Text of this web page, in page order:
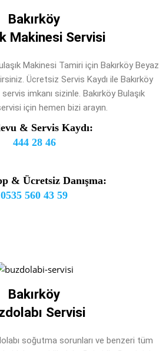
Bakırköy
Makinesi Servisi
Makinesi Tamiri için Bakırköy Beyaz
Ücretsiz Servis Kaydı ile Bakırköy
imkanı sizinle. Bakırköy Bulaşık
için hemen bizi arayın.
& Servis Kaydı:
444 28 46
& Ücretsiz Danışma:
0535 560 43 59
Bakırköy
Servisi
soğutma sorunları ve benzeri tüm